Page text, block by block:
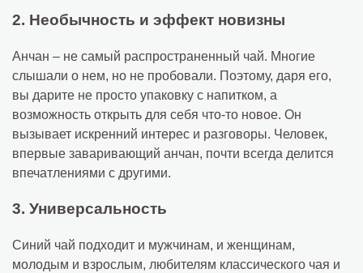
2. Необычность и эффект новизны
Анчан – не самый распространенный чай. Многие
слышали о нем, но не пробовали. Поэтому, даря его,
вы дарите не просто упаковку с напитком, а
возможность открыть для себя что-то новое. Он
вызывает искренний интерес и разговоры. Человек,
впервые заваривающий анчан, почти всегда делится
впечатлениями с другими.
3. Универсальность
Синий чай подходит и мужчинам, и женщинам,
молодым и взрослым, любителям классического чая и